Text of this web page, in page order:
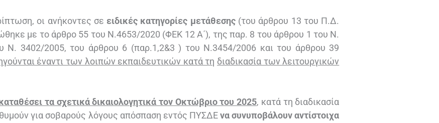
οι ανήκοντες σε ειδικές κατηγορίες μετάθεσης (του άρθρου 13 του Π.Δ.
με το άρθρο 55 του Ν.4653/2020 (ΦΕΚ 12 Α΄), της παρ. 8 του άρθρου 1 του Ν.
Ν. 3402/2005, του άρθρου 6 (παρ.1,2&3 ) του Ν.3454/2006 και του άρθρου 39
έναντι των λοιπών εκπαιδευτικών κατά τη διαδικασία των λειτουργικών
τα σχετικά δικαιολογητικά τον Οκτώβριο του 2025, κατά τη διαδικασία
για σοβαρούς λόγους απόσπαση εντός ΠΥΣΔΕνα συνυποβάλουν αντίστοιχα